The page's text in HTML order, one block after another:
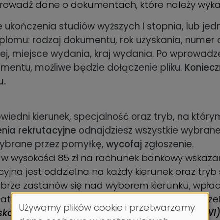
dane o dokumentach, które należy
studiów wyższych I stopnia, lub
rodzaj dokumentu, rok uzyskania,
miejsce wydania, kraj wydania. Po
możliwe będzie dołączenie pliku.
kierunek, specjalność oraz tryb, na
rekrutacyjne odnajdziesz wszystkie
przez pomyłkę, wycofaj zgłoszenie.
wysokości 85 zł na rachunek bankowy
jest oddzielna na każdy kierunek oraz
zastanów się nad wyborem kierunku,
odnajdziesz w zakładce
. Tytuł
/ Skrót Wydziału (tj. WE, WM, WN, WZNJ,
Używamy plików cookie i przetwarzamy